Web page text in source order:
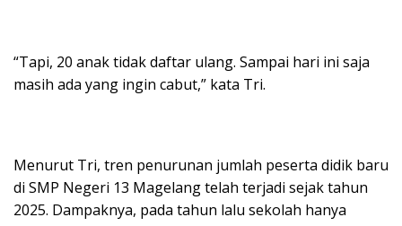
“Tapi, 20 anak tidak daftar ulang. Sampai hari ini saja
masih ada yang ingin cabut,” kata Tri.
Menurut Tri, tren penurunan jumlah peserta didik baru
di SMP Negeri 13 Magelang telah terjadi sejak tahun
2025. Dampaknya, pada tahun lalu sekolah hanya